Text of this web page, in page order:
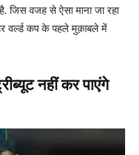
जिस वजह से ऐसा माना जा रहा
वर्ल्ड कप के पहले मुक़ाबले में
नहीं कर पाएंगे